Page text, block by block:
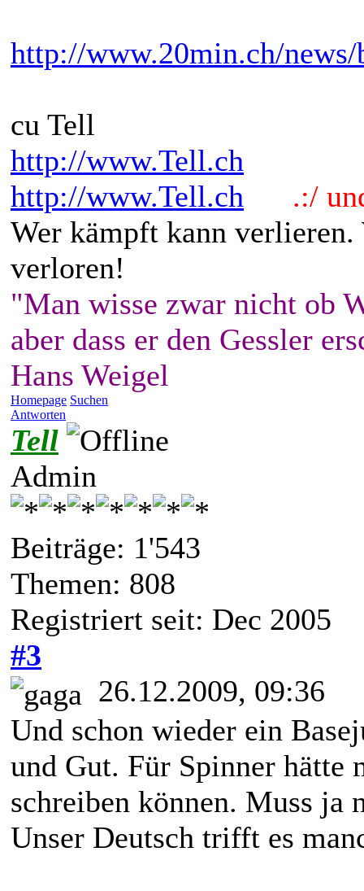
http://www.20min.ch/
cu Tell
http://www.Tell.ch
http://www.Tell.ch
.:/
Wer kämpft kann
verloren!
"Man wisse zwar nicht ob
aber dass er den Gessler
Hans Weigel
Homepage Suchen
Antworten
Tell
Admin
Beiträge: 1'543
Themen: 808
Registriert seit: Dec 2005
#3
26.12.2009, 09:36
Und schon wieder ein
und Gut. Für Spinner hätte
schreiben können. Muss ja
Unser Deutsch trifft es